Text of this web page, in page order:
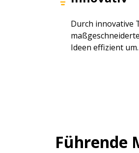
Durch innovative
Ideen effizient um.
Führende